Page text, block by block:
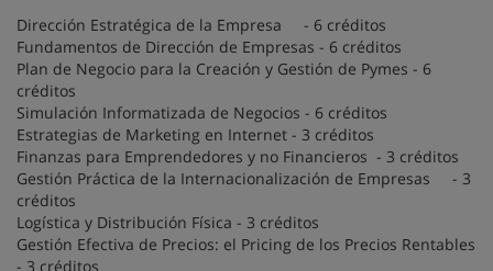
Dirección Estratégica de la Empresa - 6 créditos
Fundamentos de Dirección de Empresas - 6 créditos
Plan de Negocio para la Creación y Gestión de Pymes - 6
créditos
Simulación Informatizada de Negocios - 6 créditos
Estrategias de Marketing en Internet - 3 créditos
Finanzas para Emprendedores y no Financieros - 3 créditos
Gestión Práctica de la Internacionalización de Empresas - 3
créditos
Logística y Distribución Física - 3 créditos
Gestión Efectiva de Precios: el Pricing de los Precios Rentables
- 3 créditos